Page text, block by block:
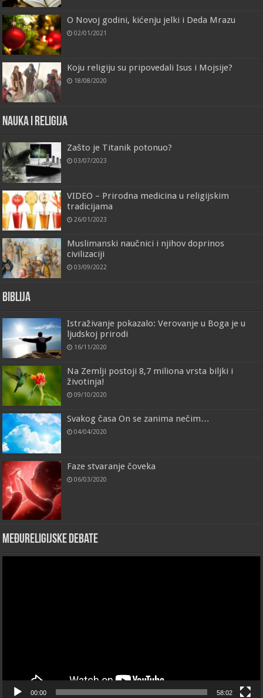
O Novoj godini, kićenju jelki i Deda Mrazu
02/01/2021
Koju religiju su pripovedali Isus i Mojsije?
18/08/2020
Nauka i religija
Zašto je Titanik potonuo?
03/07/2023
VIDEO – Prirodna medicina u religijskim
tradicijama
26/01/2023
Muslimanski naučnici i njihov doprinos
civilizaciji
03/09/2022
Biblija
Istraživanje pokazalo: Verovanje u Boga je u
ljudskoj prirodi
16/11/2020
Na Zemlji postoji 8,7 miliona vrsta biljki i
životinja!
09/10/2020
Svakog časa On se zanima nečim…
04/04/2020
Faze stvaranje čoveka
06/03/2020
Međureligijske debate
00:00 58:02